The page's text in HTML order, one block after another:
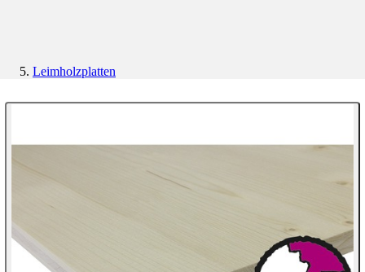
Leimholzplatten